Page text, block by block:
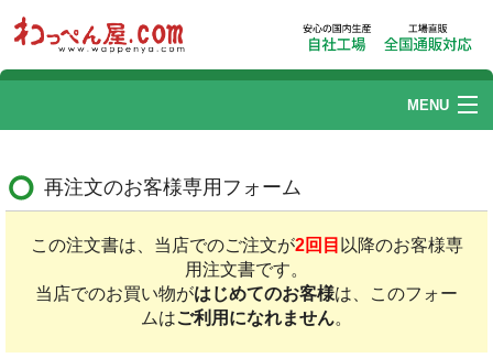
MENU
刺繍加工
リストバンド
帽子刺繍
再注文のお客様専用フォーム
この注文書は、当店でのご注文が2回目 以降のお客様専
用注文書です。
当店でのお買い物がはじめてのお客様は、このフォー
ムはご利用になれません。